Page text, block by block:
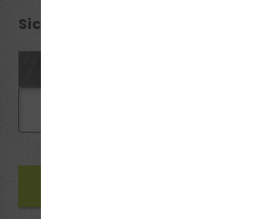
Sicherheitsabfrage *: